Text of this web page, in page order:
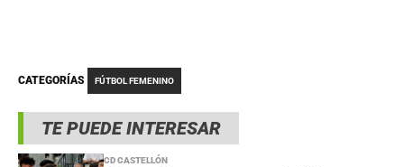
TE PUEDE INTERESAR
CD CASTELLÓN
CATEGORÍAS FÚTBOL FEMENINO